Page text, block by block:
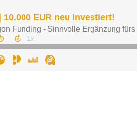
10.000 EUR neu investiert!
Funding - Sinnvolle Ergänzung